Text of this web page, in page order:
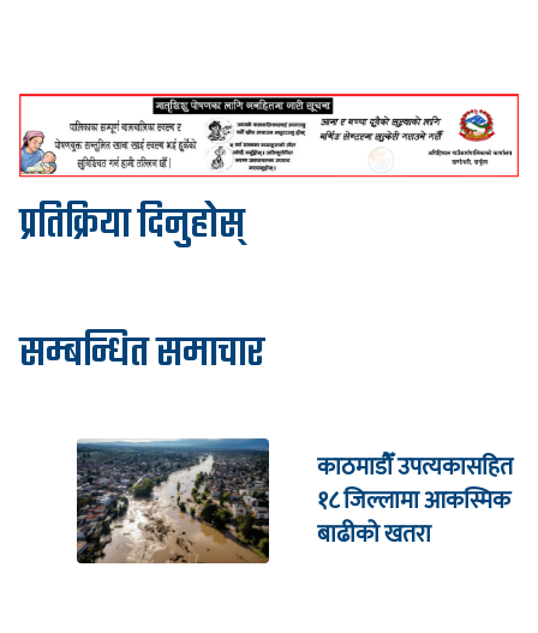
प्रतिक्रिया दिनुहोस्
सम्बन्धित समाचार
काठमाडौँ उपत्यकासहित
१८ जिल्लामा आकस्मिक
बाढीको खतरा